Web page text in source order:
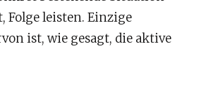
Folge leisten. Einzige
ist, wie gesagt, die aktive